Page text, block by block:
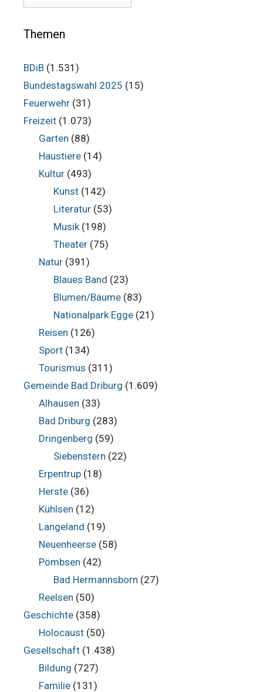
Archiv
Themen
BDiB (1.531)
Bundestagswahl 2025 (15)
Feuerwehr (31)
Freizeit (1.073)
Garten (88)
Haustiere(14)
Kultur(493)
Kunst (142)
Literatur (53)
Musik (198)
Theater (75)
Natur(391)
Blaues Band (23)
Blumen/Bäume (83)
Nationalpark Egge (21)
Reisen (126)
Sport(134)
Tourismus (311)
Gemeinde Bad Driburg (1.609)
Alhausen (33)
Bad Driburg (283)
Dringenberg (59)
Siebenstern (22)
Erpentrup(18)
Herste(36)
Kühlsen (12)
Langeland (19)
Neuenheerse(58)
Pömbsen (42)
Bad Hermannsborn (27)
Reelsen (50)
Geschichte (358)
Holocaust(50)
Gesellschaft (1.438)
Bildung (727)
Familie(131)